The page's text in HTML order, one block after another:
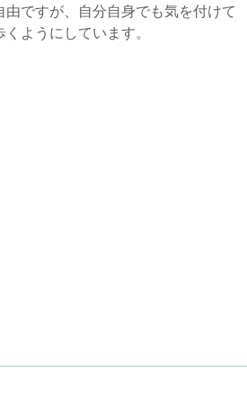
ですが、自分自身でも気を付けて
ようにしています。